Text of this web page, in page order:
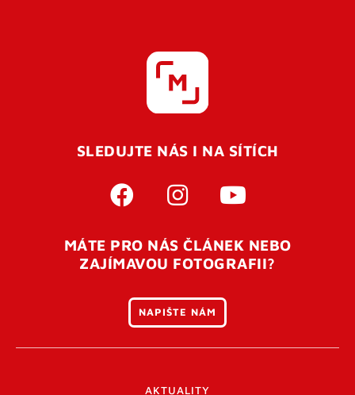
SLEDUJTE NÁS I NA SÍTÍCH
MÁTE PRO NÁS ČLÁNEK NEBO
ZAJÍMAVOU FOTOGRAFII?
NAPIŠTE NÁM
AKTUALITY